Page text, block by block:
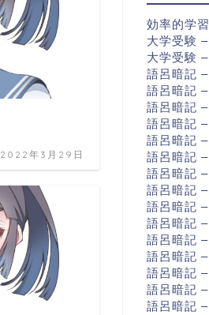
2022年3月29日
効率的学
大学受験
大学受験
語呂暗記
語呂暗記
語呂暗記
語呂暗記
語呂暗記
語呂暗記
語呂暗記
語呂暗記
語呂暗記
語呂暗記
語呂暗記
語呂暗記
語呂暗記
語呂暗記
語呂暗記